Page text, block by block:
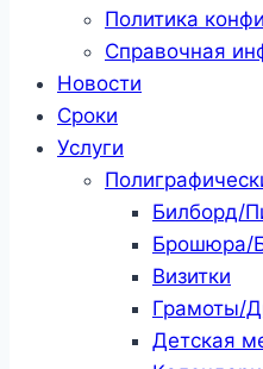
Политика
Справочная
Новости
Сроки
Услуги
Билборд/
Брошюра/
Визитки
Грамоты/
Детская